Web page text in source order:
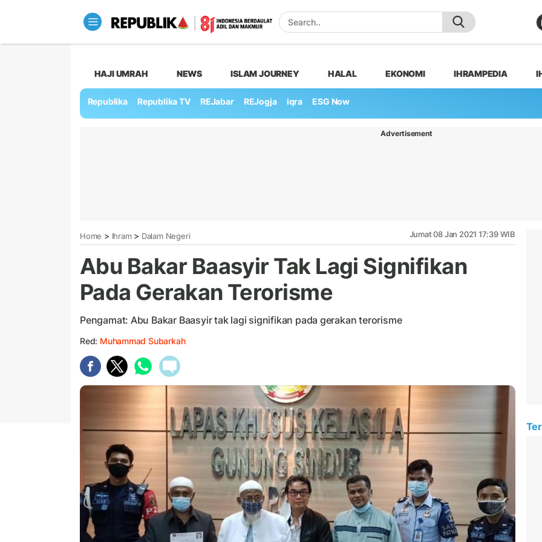
HAJI UMRAH NEWS ISLAM JOURNEY HALAL EKONOMI IHRAMPEDIA
Republika Republika TV REJabar REJogja iqra ESG Now
Advertisement
Home > Ihram> Dalam Negeri Jumat 08 Jan 2021 17:39 WIB
Abu Bakar Baasyir Tak Lagi Signifikan
Pada Gerakan Terorisme
Pengamat: Abu Bakar Baasyir tak lagi signifikan pada gerakan terorisme
Red: Muhammad Subarkah